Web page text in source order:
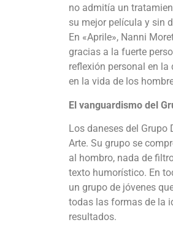
no admitía un
su mejor película y sin
En «Aprile», Nanni
gracias a la fuerte
reflexión personal en
en la vida de los
El vanguardismo del
Los daneses del
Arte. Su grupo se
al hombro, nada de
texto humorístico. En
un grupo de jóvenes
todas las formas de la
resultados.